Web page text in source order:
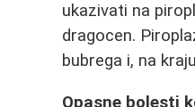
ukazivati na
dragocen.
bubrega i, na
Opasne bolesti